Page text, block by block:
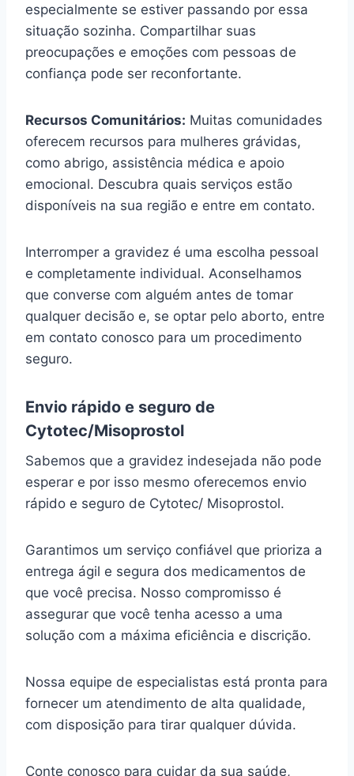
especialmente se estiver passando por essa
situação sozinha. Compartilhar suas
preocupações e emoções com pessoas de
confiança pode ser reconfortante.
Recursos Comunitários: Muitas comunidades
oferecem recursos para mulheres grávidas,
como abrigo, assistência médica e apoio
emocional. Descubra quais serviços estão
disponíveis na sua região e entre em contato.
Interromper a gravidez é uma escolha pessoal
e completamente individual. Aconselhamos
que converse com alguém antes de tomar
qualquer decisão e, se optar pelo aborto, entre
em contato conosco para um procedimento
seguro.
Envio rápido e seguro de
Cytotec/Misoprostol
Sabemos que a gravidez indesejada não pode
esperar e por isso mesmo oferecemos envio
rápido e seguro de Cytotec/ Misoprostol.
Garantimos um serviço confiável que prioriza a
entrega ágil e segura dos medicamentos de
que você precisa. Nosso compromisso é
assegurar que você tenha acesso a uma
solução com a máxima eficiência e discrição.
Nossa equipe de especialistas está pronta para
fornecer um atendimento de alta qualidade,
com disposição para tirar qualquer dúvida.
Conte conosco para cuidar da sua saúde,